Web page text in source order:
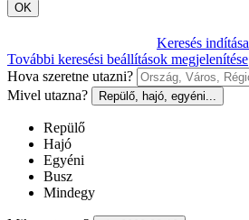
OK
Keresés indítása
További keresési beállítások megjelenítése
Hova szeretne utazni?
Mivel utazna?
Repülő, hajó, egyéni...
Repülő
Hajó
Egyéni
Busz
Mindegy